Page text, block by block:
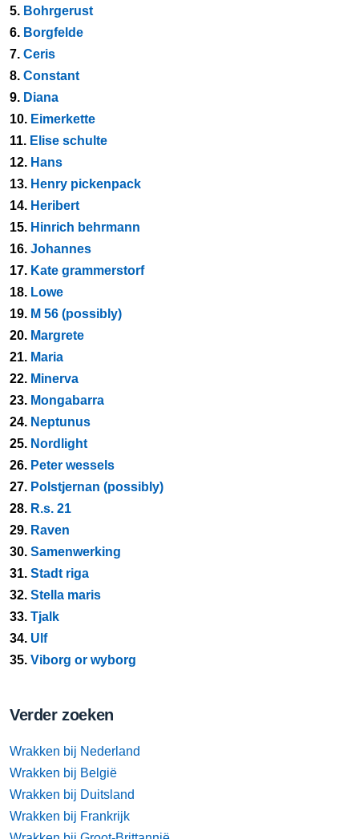
5. Bohrgerust
6. Borgfelde
7. Ceris
8. Constant
9. Diana
10. Eimerkette
11. Elise schulte
12. Hans
13. Henry pickenpack
14. Heribert
15. Hinrich behrmann
16. Johannes
17. Kate grammerstorf
18. Lowe
19. M 56 (possibly)
20. Margrete
21. Maria
22. Minerva
23. Mongabarra
24. Neptunus
25. Nordlight
26. Peter wessels
27. Polstjernan (possibly)
28. R.s. 21
29. Raven
30. Samenwerking
31. Stadt riga
32. Stella maris
33. Tjalk
34. Ulf
35. Viborg or wyborg
Verder zoeken
Wrakken bij Nederland
Wrakken bij België
Wrakken bij Duitsland
Wrakken bij Frankrijk